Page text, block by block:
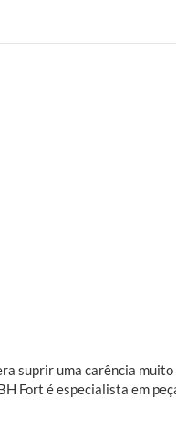
suprir uma carência
Fort é especialista em